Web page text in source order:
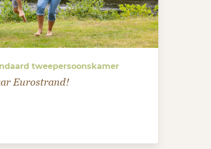
tweepersoonskamer
Eurostrand!